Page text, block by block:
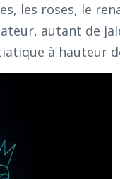
les roses, le
autant de
à hauteur